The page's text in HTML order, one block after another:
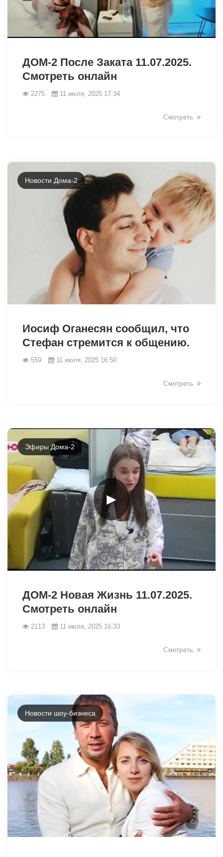
ДОМ-2 После Заката 11.07.2025.
Смотреть онлайн
2275 11 июля, 2025 17:34
Смотреть
Новости Дома-2
Иосиф Оганесян сообщил, что
Стефан стремится к общению.
559 11 июля, 2025 16:50
Смотреть
►
Эфиры Дома-2
ДОМ-2 Новая Жизнь 11.07.2025.
Смотреть онлайн
2113 11 июля, 2025 16:33
Смотреть
Новости шоу-бизнеса